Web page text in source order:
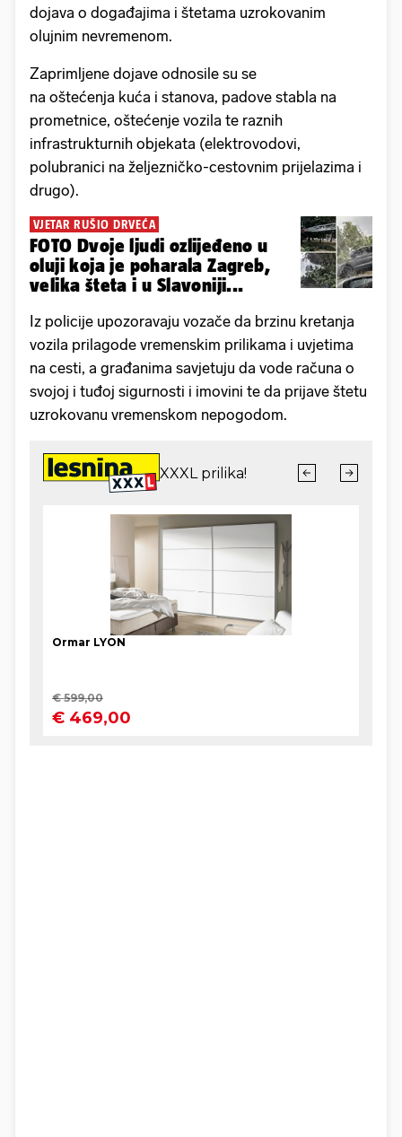
dojava o događajima i štetama uzrokovanim
olujnim nevremenom.
Zaprimljene dojave odnosile su se
na oštećenja kuća i stanova, padove stabla na
prometnice, oštećenje vozila te raznih
infrastrukturnih objekata (elektrovodovi,
polubranici na željezničko-cestovnim prijelazima i
drugo).
VJETAR RUŠIO DRVEĆA
FOTO Dvoje ljudi ozlijeđeno u
oluji koja je poharala Zagreb,
velika šteta i u Slavoniji...
Iz policije upozoravaju vozače da brzinu kretanja
vozila prilagode vremenskim prilikama i uvjetima
na cesti, a građanima savjetuju da vode računa o
svojoj i tuđoj sigurnosti i imovini te da prijave štetu
uzrokovanu vremenskom nepogodom.